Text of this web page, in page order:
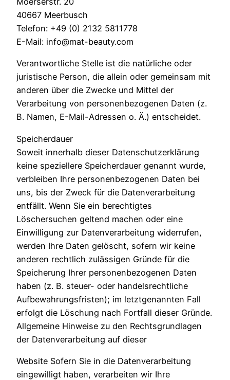
40667 Meerbusch
Telefon: +49 (0) 2132 5811778
E-Mail: info@mat-beauty.com
Verantwortliche Stelle ist die natürliche oder
juristische Person, die allein oder gemeinsam mit
anderen über die Zwecke und Mittel der
Verarbeitung von personenbezogenen Daten (z.
B. Namen, E-Mail-Adressen o. Ä.) entscheidet.
Speicherdauer
Soweit innerhalb dieser Datenschutzerklärung
keine speziellere Speicherdauer genannt wurde,
verbleiben Ihre personenbezogenen Daten bei
uns, bis der Zweck für die Datenverarbeitung
entfällt. Wenn Sie ein berechtigtes
Löschersuchen geltend machen oder eine
Einwilligung zur Datenverarbeitung widerrufen,
werden Ihre Daten gelöscht, sofern wir keine
anderen rechtlich zulässigen Gründe für die
Speicherung Ihrer personenbezogenen Daten
haben (z. B. steuer- oder handelsrechtliche
Aufbewahrungsfristen); im letztgenannten Fall
erfolgt die Löschung nach Fortfall dieser Gründe.
Allgemeine Hinweise zu den Rechtsgrundlagen
der Datenverarbeitung auf dieser
Website Sofern Sie in die Datenverarbeitung
eingewilligt haben, verarbeiten wir Ihre